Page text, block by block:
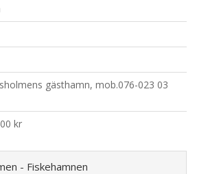
gästhamn, mob.076-023 03
kr
- Fiskehamnen